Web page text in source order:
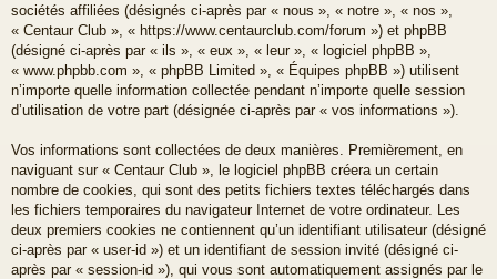
sociétés affiliées (désignés ci-après par « nous », « notre », « nos »,
« Centaur Club », « https://www.centaurclub.com/forum ») et phpBB
(désigné ci-après par « ils », « eux », « leur », « logiciel phpBB »,
« www.phpbb.com », « phpBB Limited », « Équipes phpBB ») utilisent
n’importe quelle information collectée pendant n’importe quelle session
d’utilisation de votre part (désignée ci-après par « vos informations »).
Vos informations sont collectées de deux manières. Premièrement, en
naviguant sur « Centaur Club », le logiciel phpBB créera un certain
nombre de cookies, qui sont des petits fichiers textes téléchargés dans
les fichiers temporaires du navigateur Internet de votre ordinateur. Les
deux premiers cookies ne contiennent qu’un identifiant utilisateur (désigné
ci-après par « user-id ») et un identifiant de session invité (désigné ci-
après par « session-id »), qui vous sont automatiquement assignés par le